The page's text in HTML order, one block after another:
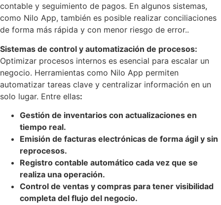
contable y seguimiento de pagos. En algunos sistemas,
como Nilo App, también es posible realizar conciliaciones
de forma más rápida y con menor riesgo de error..
Sistemas de control y automatización de procesos:
Optimizar procesos internos es esencial para escalar un
negocio. Herramientas como Nilo App permiten
automatizar tareas clave y centralizar información en un
solo lugar. Entre ellas:
Gestión de inventarios con actualizaciones en
tiempo real.
Emisión de facturas electrónicas de forma ágil y sin
reprocesos.
Registro contable automático cada vez que se
realiza una operación.
Control de ventas y compras para tener visibilidad
completa del flujo del negocio.